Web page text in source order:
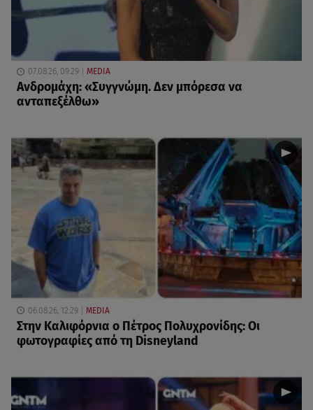
07.08.26, 09:29 MEDIA
Ανδρομάχη: «Συγγνώμη. Δεν μπόρεσα να
ανταπεξέλθω»
06.08.26, 12:29 MEDIA
Στην Καλιφόρνια ο Πέτρος Πολυχρονίδης: Οι
φωτογραφίες από τη Disneyland